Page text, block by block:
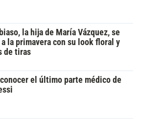
la hija de María Vázquez, se
la primavera con su look floral y
de tiras
el último parte médico de